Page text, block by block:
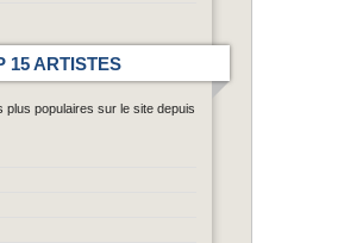
15 ARTISTES
plus populaires sur le site depuis